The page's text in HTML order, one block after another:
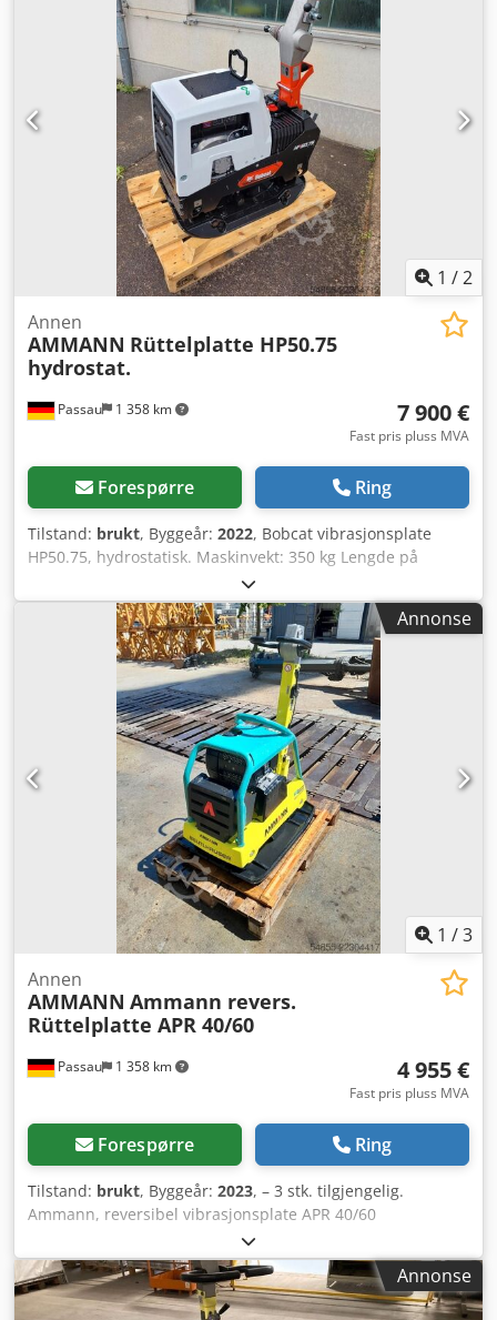
1 /2
Passau 1 358 km
Annen
AMMANN Rüttelplatte HP50.75
hydrostat.
7 900 €
Fast pris pluss MVA
Forespørre Ring
Tilstand: brukt, Byggeår: 2022, Bobcat vibrasjonsplate
HP50.75, hydrostatisk. Maskinvekt: 350 kg Lengde på
bunnplaten: 450 mm Maskinlengde: 900 mm
Maskinlengde med håndtak: 1600 mm Maskinhøyde: 820
mm Dksdpfx Akozkz Tkocor Håndhøyde (arbeid): 1000 mm
Håndhøyde (transport): 1500 mm Maskinbredde:
450/600/750 mm Motor: Hatz Supra 1D50S Drivstoff: Diesel
Motoreffekt ved o/min: 7 kW ved 3200 Maks.
vibrasjonsfrekvens: 70 Hz Maks. sentrifugalkraft: 50 kN
Stigningsvinkel: 36 % Amplitude: 1,7 mm
Annonse
1 /3
Passau 1 358 km
Annen
AMMANN Ammann revers.
Rüttelplatte APR 40/60
4 955 €
Fast pris pluss MVA
Forespørre Ring
Tilstand: brukt, Byggeår: 2023, – 3 stk. tilgjengelig.
Ammann, reversibel vibrasjonsplate APR 40/60
Artikkelnummer: 100563147 År: 2023 Ammann, reversibel
vibrasjonsplate APR 40/60 Artikkelnummer: 100563148 År:
2023 Data: Motor: Hatz / diesel Maskinvekt: 284 kg
Komprimeringsbredde: 600 mm Dkedpfx Akezkzzbscer
Annonse